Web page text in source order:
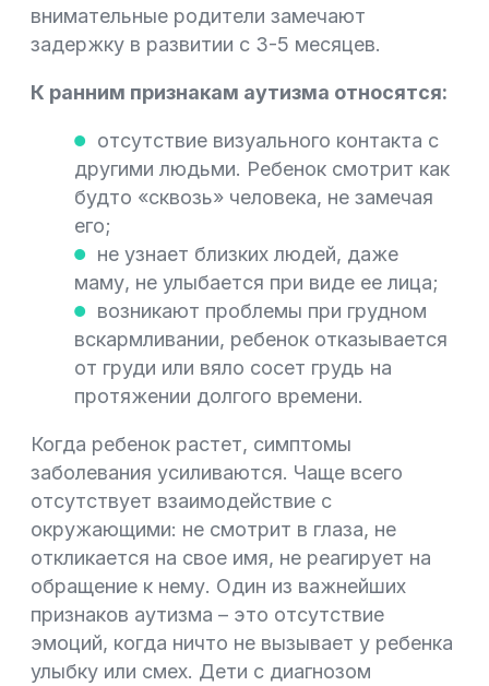
внимательные родители замечают
задержку в развитии с 3-5 месяцев.
К ранним признакам аутизма относятся:
отсутствие визуального контакта с
другими людьми. Ребенок смотрит как
будто «сквозь» человека, не замечая
его;
не узнает близких людей, даже
маму, не улыбается при виде ее лица;
возникают проблемы при грудном
вскармливании, ребенок отказывается
от груди или вяло сосет грудь на
протяжении долгого времени.
Когда ребенок растет, симптомы
заболевания усиливаются. Чаще всего
отсутствует взаимодействие с
окружающими: не смотрит в глаза, не
откликается на свое имя, не реагирует на
обращение к нему. Один из важнейших
признаков аутизма – это отсутствие
эмоций, когда ничто не вызывает у ребенка
улыбку или смех. Дети с диагнозом